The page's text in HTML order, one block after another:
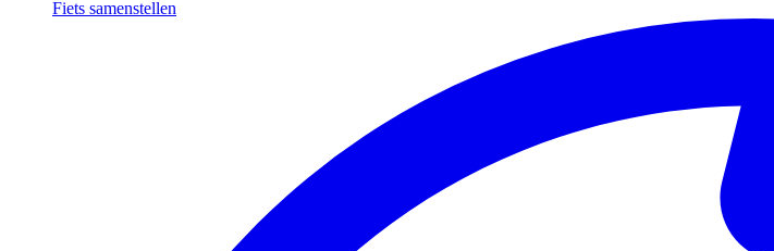
Fiets samenstellen